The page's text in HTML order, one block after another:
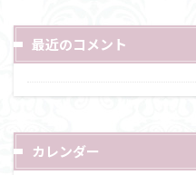
最近のコメント
カレンダー